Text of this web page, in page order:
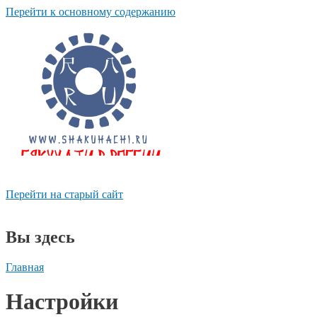
Перейти к основному содержанию
Перейти на старый сайт
Вы здесь
Главная
Настройки